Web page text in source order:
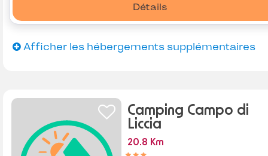
Détails
Afficher les hébergements supplémentaires
Camping Campo di
Liccia
20.8 Km